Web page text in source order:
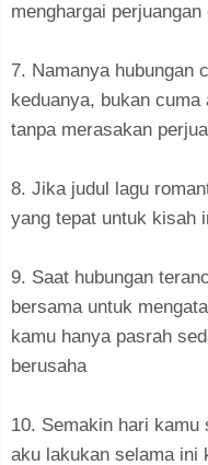
menghargai perjuangan
7. Namanya hubungan
keduanya, bukan
tanpa merasakan
8. Jika judul lagu
yang tepat untuk kisah
9. Saat hubungan
bersama untuk
kamu hanya pasrah
berusaha
10. Semakin hari kamu
aku lakukan selama ini